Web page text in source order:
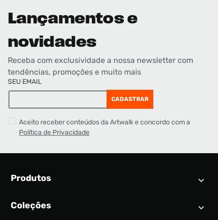
Lançamentos e
novidades
Receba com exclusividade a nossa newsletter com
tendências, promoções e muito mais
SEU EMAIL
CADASTRAR
Aceito receber conteúdos da Artwalk e concordo com a
Política de Privacidade
Produtos
Calendário SNEAKER
Coleções